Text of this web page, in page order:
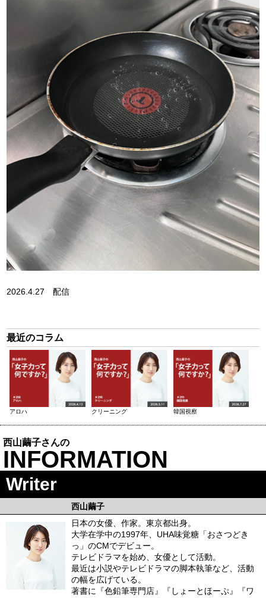
2026.4.27 配信
最近のコラム
アロハ クリーニング 韓国視察
西山繭子さんの
INFORMATION
Writer
西山繭子
日本の女優、作家。東京都出身。
大学在学中の1997年、UHA味覚糖「おさつどき
っ」のCMでデビュー。
テレビドラマを始め、女優として活動。
最近は小説やテレビドラマの脚本執筆など、活動
の幅を広げている。
著書に『色鉛筆専門店』『しょーとほーぷ』『ワ